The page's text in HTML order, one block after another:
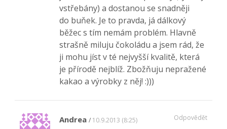
vstřebány) a dostanou se snadněji
do buňek. Je to pravda, já dálkový
běžec s tím nemám problém. Hlavně
strašně miluju čokoládu a jsem rád, že
ji mohu jíst v té nejvyšší kvalitě, která
je přírodě nejblíž. Zbožňuju nepražené
kakao a výrobky z něj! :)))
Andrea 10.9.2013 (8:25) Odpovědět